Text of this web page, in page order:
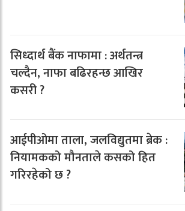
सिध्दार्थ बैंक नाफामा : अर्थतन्त्र
चल्दैन, नाफा बढिरहन्छ आखिर
कसरी ?
आईपीओमा ताला, जलविद्युतमा ब्रेक :
नियामकको मौनताले कसको हित
गरिरहेको छ ?